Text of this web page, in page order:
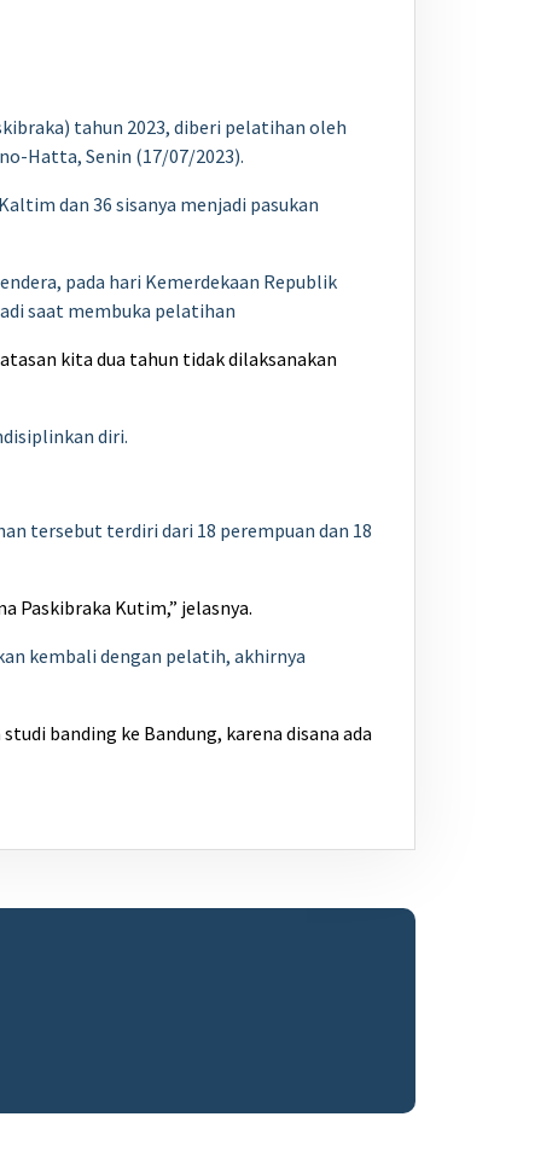
tahun 2023, diberi pelatihan oleh
Hatta, Senin (17/07/2023).
dan 36 sisanya menjadi pasukan
pada hari Kemerdekaan Republik
saat membuka pelatihan
kita dua tahun tidak dilaksanakan
diri.
tersebut terdiri dari 18 perempuan dan 18
Paskibraka Kutim,” jelasnya.
kembali dengan pelatih, akhirnya
banding ke Bandung, karena disana ada